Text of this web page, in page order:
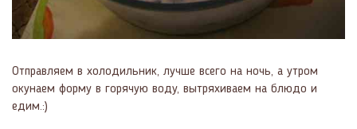
Отправляем в холодильник, лучше всего на ночь, а утром
окунаем форму в горячую воду, вытряхиваем на блюдо и
едим.:)